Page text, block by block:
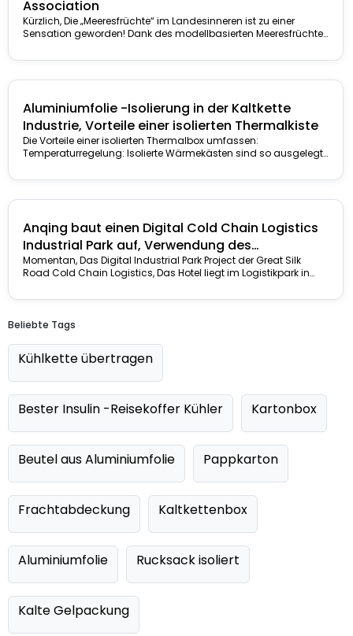
Association
Kürzlich, Die „Meeresfrüchte“ im Landesinneren ist zu einer
Sensation geworden! Dank des modellbasierten Meeresfrüchte-
Aluminiumfolie -Isolierung in der Kaltkette
Industrie, Vorteile einer isolierten Thermalkiste
Die Vorteile einer isolierten Thermalbox umfassen:
Temperaturregelung: Isolierte Wärmekästen sind so ausgelegt,
Anqing baut einen Digital Cold Chain Logistics
Industrial Park auf, Verwendung des
multimodalen Transports zur Anreicherung des
„Gemüsekorbs“ für die Bewohner von Anqing.
Momentan, Das Digital Industrial Park Project der Great Silk
Road Cold Chain Logistics, Das Hotel liegt im Logistikpark in
Beliebte Tags
Kühlkette übertragen
Bester Insulin -Reisekoffer Kühler Kartonbox
Beutel aus Aluminiumfolie Pappkarton
Frachtabdeckung Kaltkettenbox
Aluminiumfolie Rucksack isoliert
Kalte Gelpackung